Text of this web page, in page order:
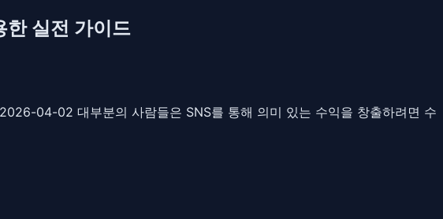
한 실전 가이드
04-02 대부분의 사람들은 SNS를 통해 의미 있는 수익을 창출하려면 수